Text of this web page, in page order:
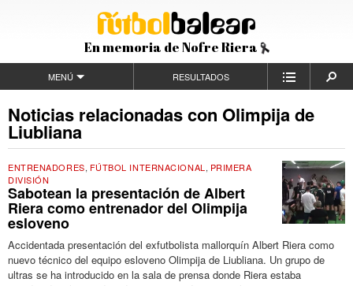
En memoria de Nofre Riera
MENÚ RESULTADOS
Noticias relacionadas con Olimpija de
Liubliana
ENTRENADORES, FÚTBOL INTERNACIONAL , PRIMERA
DIVISIÓN
Sabotean la presentación de Albert
Riera como entrenador del Olimpija
esloveno
Accidentada presentación del exfutbolista mallorquín Albert Riera como
nuevo técnico del equipo esloveno Olimpija de Liubliana. Un grupo de
ultras se ha introducido en la sala de prensa donde Riera estaba